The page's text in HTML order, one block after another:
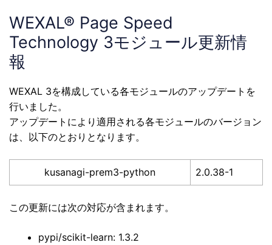
WEXAL® Page Speed
Technology 3モジュール更新情
報
WEXAL 3を構成している各モジュールのアップデートを
行いました。
アップデートにより適用される各モジュールのバージョン
は、以下のとおりとなります。
kusanagi-prem3-python 2.0.38-1
この更新には次の対応が含まれます。
pypi/scikit-learn: 1.3.2